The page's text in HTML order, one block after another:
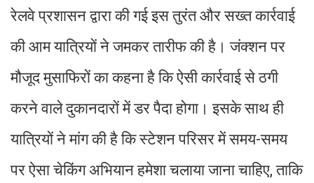
रेलवे प्रशासन द्वारा की गई इस तुरंत और सख्त कार्रवाई
की आम यात्रियों ने जमकर तारीफ की है। जंक्शन पर
मौजूद मुसाफिरों का कहना है कि ऐसी कार्रवाई से ठगी
करने वाले दुकानदारों में डर पैदा होगा। इसके साथ ही
यात्रियों ने मांग की है कि स्टेशन परिसर में समय-समय
पर ऐसा चेकिंग अभियान हमेशा चलाया जाना चाहिए, ताकि